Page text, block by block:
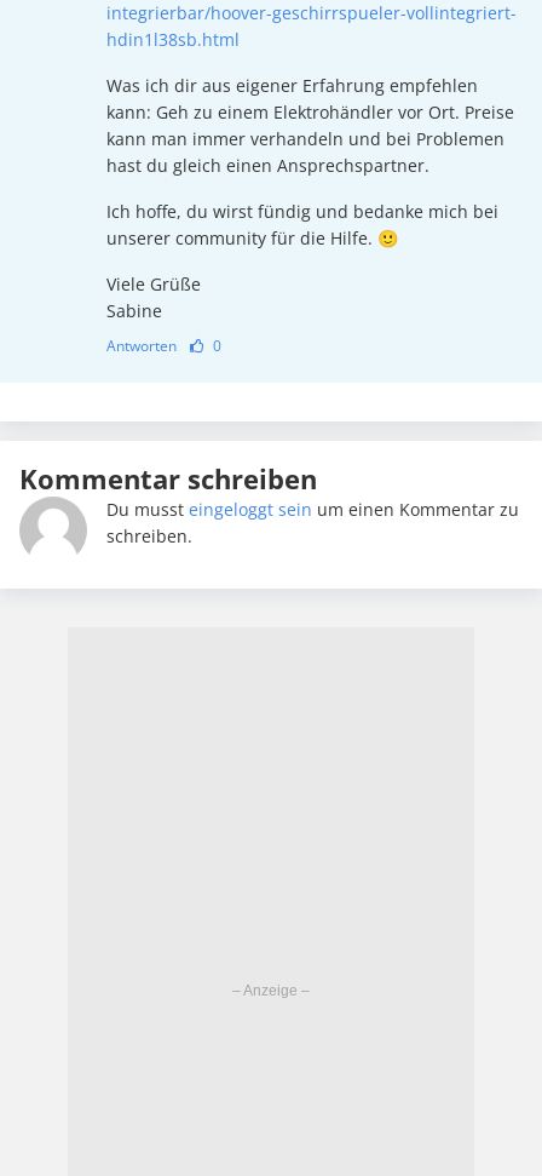
integrierbar/hoover-geschirrspueler-vollintegriert-
hdin1l38sb.html
Was ich dir aus eigener Erfahrung empfehlen
kann: Geh zu einem Elektrohändler vor Ort. Preise
kann man immer verhandeln und bei Problemen
hast du gleich einen Ansprechspartner.
Ich hoffe, du wirst fündig und bedanke mich bei
unserer community für die Hilfe. 🙂
Viele Grüße
Sabine
Antworten 0
Kommentar schreiben
Du musst eingeloggt sein um einen Kommentar zu
schreiben.